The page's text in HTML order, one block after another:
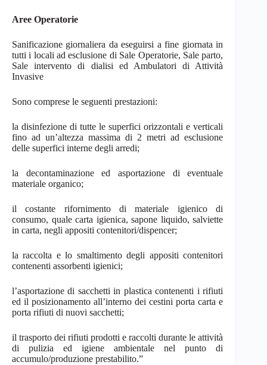
Aree Operatorie
Sanificazione giornaliera da eseguirsi a fine giornata in
tutti i locali ad esclusione di Sale Operatorie, Sale parto,
Sale intervento di dialisi ed Ambulatori di Attività
Invasive
Sono comprese le seguenti prestazioni:
la disinfezione di tutte le superfici orizzontali e verticali
fino ad un’altezza massima di 2 metri ad esclusione
delle superfici interne degli arredi;
la decontaminazione ed asportazione di eventuale
materiale organico;
il costante rifornimento di materiale igienico di
consumo, quale carta igienica, sapone liquido, salviette
in carta, negli appositi contenitori/dispencer;
la raccolta e lo smaltimento degli appositi contenitori
contenenti assorbenti igienici;
l’asportazione di sacchetti in plastica contenenti i rifiuti
ed il posizionamento all’interno dei cestini porta carta e
porta rifiuti di nuovi sacchetti;
il trasporto dei rifiuti prodotti e raccolti durante le attività
di pulizia ed igiene ambientale nel punto di
accumulo/produzione prestabilito.”